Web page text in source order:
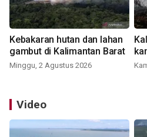
Kebakaran hutan dan lahan
gambut di Kalimantan Barat
Minggu, 2 Agustus 2026
Video